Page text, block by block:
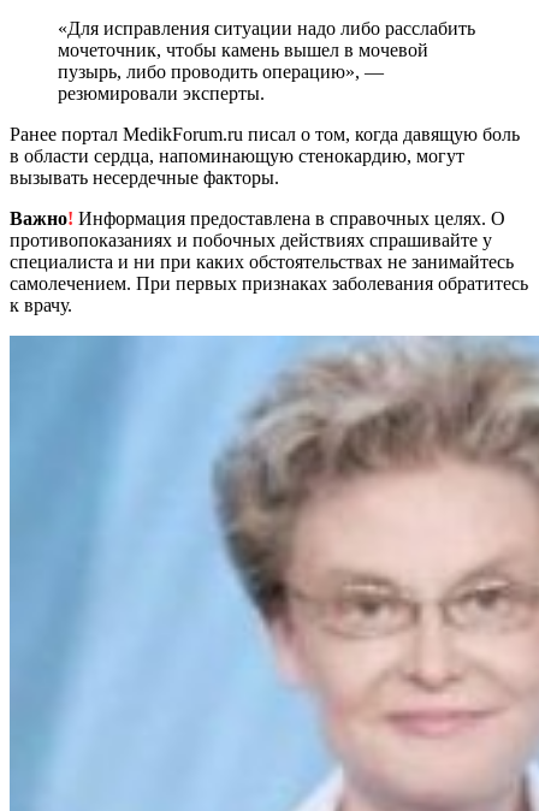
«Для исправления ситуации надо либо расслабить
мочеточник, чтобы камень вышел в мочевой
пузырь, либо проводить операцию», —
резюмировали эксперты.
Ранее портал MedikForum.ru писал о том, когда давящую боль
в области сердца, напоминающую стенокардию, могут
вызывать несердечные факторы.
Важно! Информация предоставлена в справочных целях. О
противопоказаниях и побочных действиях спрашивайте у
специалиста и ни при каких обстоятельствах не занимайтесь
самолечением. При первых признаках заболевания обратитесь
к врачу.